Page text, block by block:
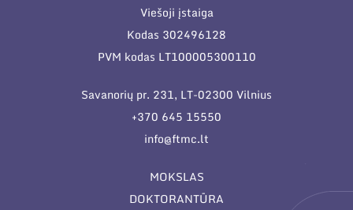
Viešoji įstaiga
Kodas 302496128
PVM kodas LT100005300110
Savanorių pr. 231, LT-02300 Vilnius
+370 645 15550
info@ftmc.lt
MOKSLAS
DOKTORANTŪRA